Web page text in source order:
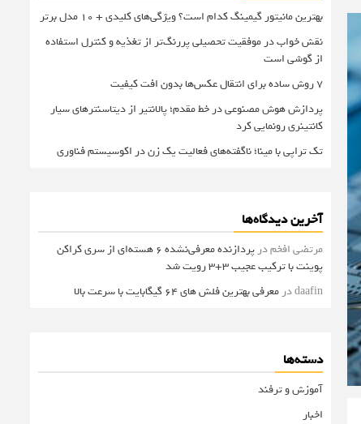
بهترین مانیتور گیمینگ کدام است؟ ویژگی‌های کلیدی + 10 مدل برتر
نقش خواب در موفقیت تحصیلی پررنگ‌تر از تغذیه و کنترل استفاده
از گوشی است
۷ روش ساده برای انتقال عکس‌ها بدون افت کیفیت
پردازش هوش مصنوعی در خط مقدم؛ پالانتیر از دیتاسنترهای سیار
کانتینری رونمایی کرد
تک تراپی با مینا؛ ناگفته‌های فعالیت یک زن در اکوسیستم فناوری
آخرین دیدگاه‌ها
مرتضی افخمدر
پردازنده معرفی‌نشده 6 هسته‌ای از سری کراکن
پوینت با ترکیب عجیب 3+3 رویت شد
daafinدر معرفی بهترین فلش های 64 گیگابایت با سرعت بالا
دسته‌ها
آموزش و ترفند
اخبار